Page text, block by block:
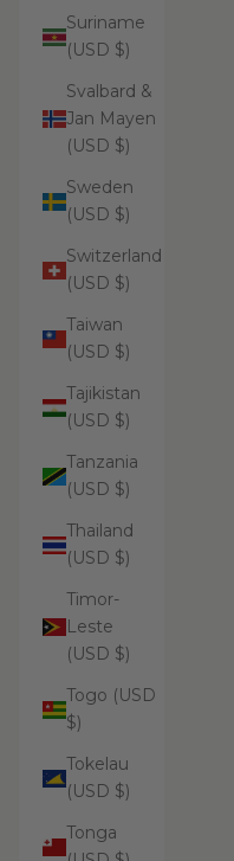
Suriname
(USD $)
Svalbard &
Jan Mayen
(USD $)
Sweden
(USD $)
Switzerland
(USD $)
Taiwan
(USD $)
Tajikistan
(USD $)
Tanzania
(USD $)
Thailand
(USD $)
Timor-
Leste
(USD $)
Togo (USD
$)
Tokelau
(USD $)
Tonga